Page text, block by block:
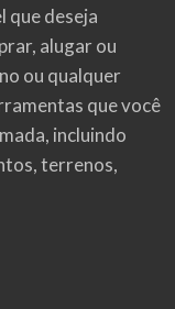
que deseja
alugar ou
ou qualquer
que você
incluindo
terrenos,